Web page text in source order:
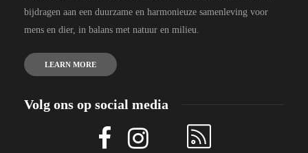
bijdragen aan een duurzame en harmonieuze samenleving voor
mens en dier, in balans met natuur en milieu.
LEARN MORE
Volg ons op social media